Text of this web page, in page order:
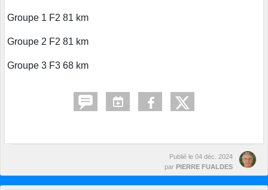
Groupe 1 F2 81 km
Groupe 2 F2 81 km
Groupe 3 F3 68 km
Publié le 04 déc. 2024
par PIERRE FUALDES